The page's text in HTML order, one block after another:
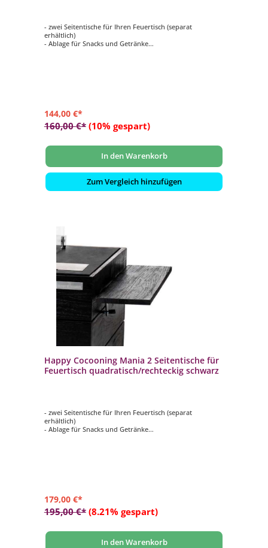
- zwei Seitentische für Ihren Feuertisch (separat
erhältlich)
- Ablage für Snacks und Getränke
144,00 €*
160,00 €* (10% gespart)
In den Warenkorb
Zum Vergleich hinzufügen
Happy Cocooning Mania 2 Seitentische für
Feuertisch quadratisch/rechteckig schwarz
- zwei Seitentische für Ihren Feuertisch (separat
erhältlich)
- Ablage für Snacks und Getränke
179,00 €*
195,00 €* (8.21% gespart)
In den Warenkorb